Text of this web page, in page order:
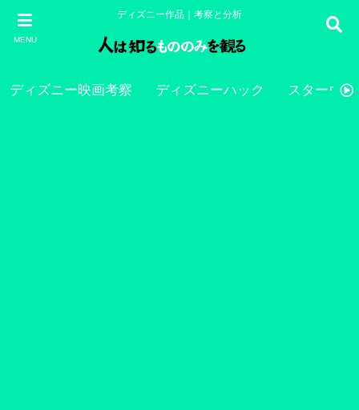
MENU
ディズニー作品｜考察と分析
ディズニー映画考察 ディズニーハック スターウォ